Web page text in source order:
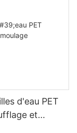
d'eau PET
et